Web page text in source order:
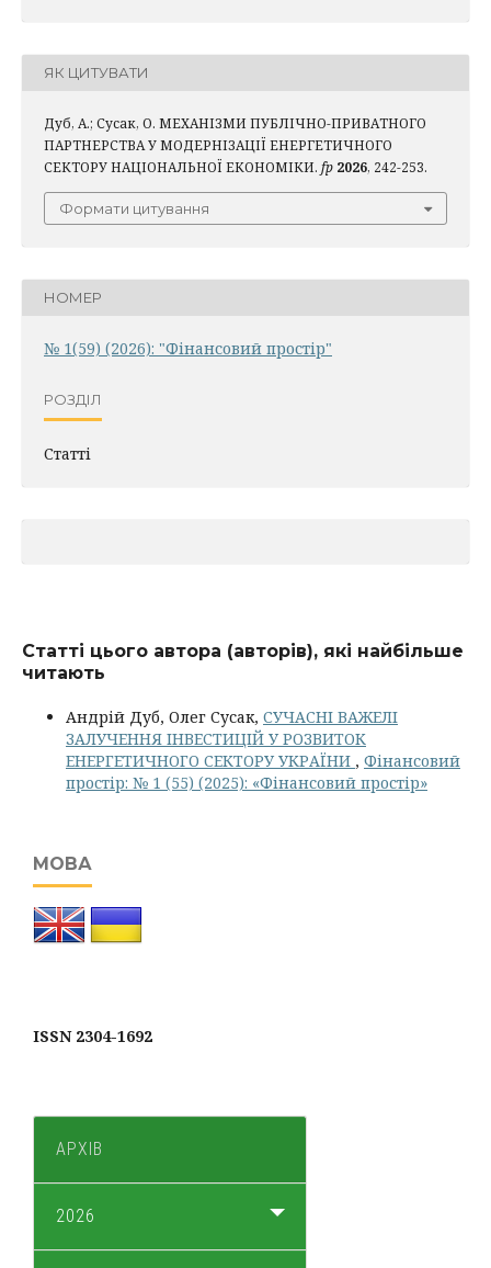
ЯК ЦИТУВАТИ
Дуб, А.; Сусак, О. МЕХАНІЗМИ ПУБЛІЧНО-ПРИВАТНОГО
ПАРТНЕРСТВА У МОДЕРНІЗАЦІЇ ЕНЕРГЕТИЧНОГО
СЕКТОРУ НАЦІОНАЛЬНОЇ ЕКОНОМІКИ. fp 2026, 242-253.
Формати цитування
НОМЕР
№ 1(59) (2026): "Фінансовий простір"
РОЗДІЛ
Статті
Статті цього автора (авторів), які найбільше
читають
Андрій Дуб, Олег Сусак, СУЧАСНІ ВАЖЕЛІ
ЗАЛУЧЕННЯ ІНВЕСТИЦІЙ У РОЗВИТОК
ЕНЕРГЕТИЧНОГО СЕКТОРУ УКРАЇНИ , Фінансовий
простір: № 1 (55) (2025): «Фінансовий простір»
МОВА
ISSN 2304-1692
АРХІВ
2026